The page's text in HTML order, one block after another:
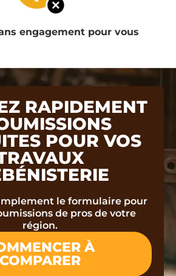
engagement pour vous
RAPIDEMENT
POUR VOS
le formulaire pour
de pros de votre
région.
À
COMPARER